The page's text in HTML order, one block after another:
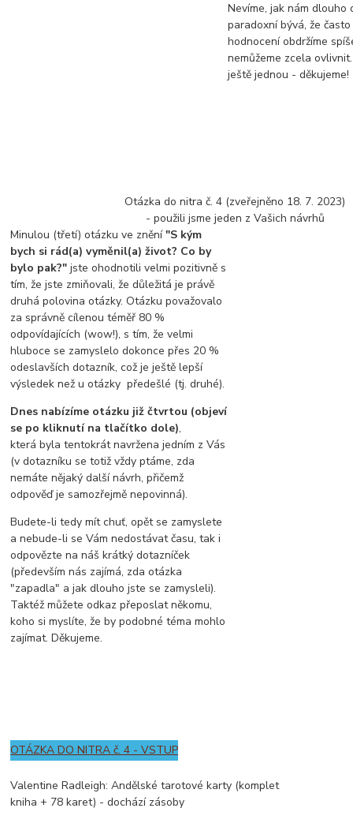
Nevíme, jak nám dlouho
paradoxní bývá, že
hodnocení obdržíme
nemůžeme zcela
ještě jednou - děkujeme!
Otázka do nitra č. 4 (zveřejněno 18. 7. 2023)
- použili jsme jeden z Vašich návrhů
Minulou (třetí) otázku ve znění"S kým
bych si rád(a) vyměnil(a) život? Co by
bylo pak?" jste ohodnotili velmi pozitivně s
tím, že jste zmiňovali, že důležitá je právě
druhá polovina otázky. Otázku považovalo
za správně cílenou téměř 80 %
odpovídajících (wow!), s tím, že velmi
hluboce se zamyslelo dokonce přes 20 %
odeslavších dotazník, což je ještě lepší
výsledek než u otázky předešlé (tj. druhé).
Dnes nabízíme otázku již čtvrtou (objeví
se po kliknutí na tlačítko dole),
která byla tentokrát navržena jedním z Vás
(v dotazníku se totiž vždy ptáme, zda
nemáte nějaký další návrh, přičemž
odpověď je samozřejmě nepovinná).
Budete-li tedy mít chuť, opět se zamyslete
a nebude-li se Vám nedostávat času, tak i
odpovězte na náš krátký dotazníček
(především nás zajímá, zda otázka
"zapadla" a jak dlouho jste se zamysleli).
Taktéž můžete odkaz přeposlat někomu,
koho si myslíte, že by podobné téma mohlo
zajímat. Děkujeme.
OTÁZKA DO NITRA č. 4 - VSTUP
Valentine Radleigh: Andělské tarotové karty (komplet
kniha + 78 karet) - dochází zásoby